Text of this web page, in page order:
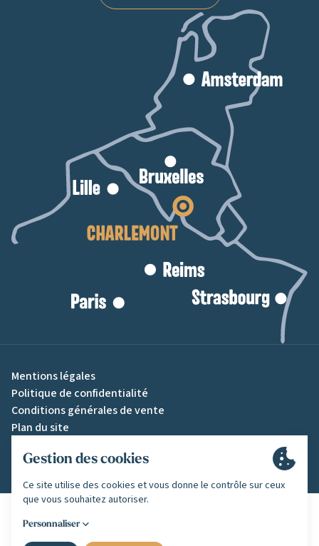
Mentions légales
Politique de confidentialité
Conditions générales de vente
Plan du site
Une création